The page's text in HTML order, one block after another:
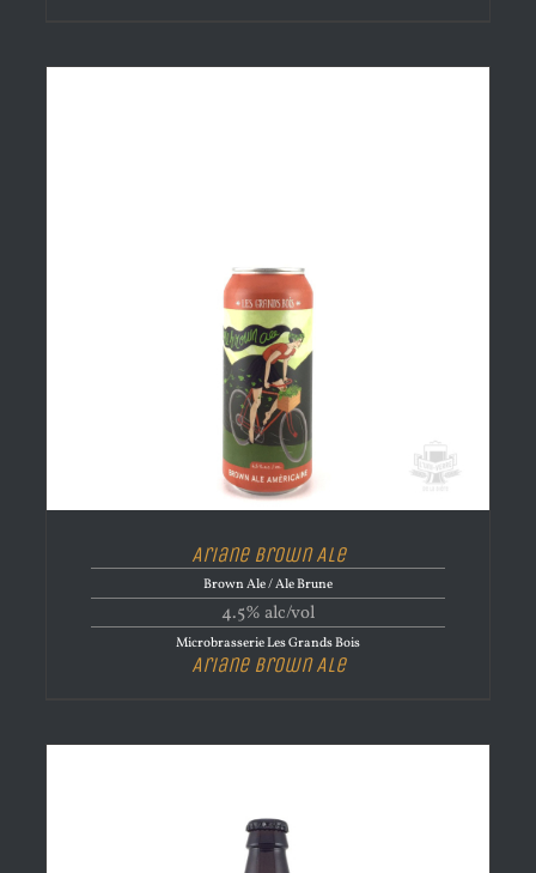
Ariane Brown Ale
Brown Ale / Ale Brune
4.5% alc/vol
Microbrasserie Les Grands Bois
Ariane Brown Ale